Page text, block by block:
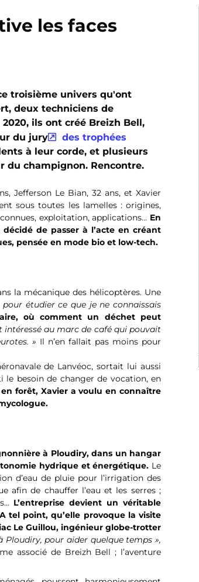
les faces
troisième univers qu'ont
deux techniciens de
ils ont créé Breizh Bell,
du jury
des trophées
à leur corde, et plusieurs
du champignon. Rencontre.
Jefferson Le Bian, 32 ans, et Xavier
sous toutes les lamelles : origines,
exploitation, applications… En
de passer à l’acte en créant
pensée en mode bio et low-tech.
la mécanique des hélicoptères. Une
pour étudier ce que je ne connaissais
où comment un déchet peut
intéressé au marc de café qui pouvait
» Il n’en fallait pas moins pour
de Lanvéoc, sortait lui aussi
le besoin de changer de vocation, en
forêt, Xavier a voulu en connaître
à Ploudiry, dans un hangar
hydrique et énergétique. Le
d’eau de pluie pour l’irrigation des
afin de chauffer l’eau et les serres ;
L’entreprise devient un véritable
tel point, qu’elle provoque la visite
Le Guillou, ingénieur globe-trotter
Ploudiry, pour aider quelque temps »,
associé de Breizh Bell ; l’aventure